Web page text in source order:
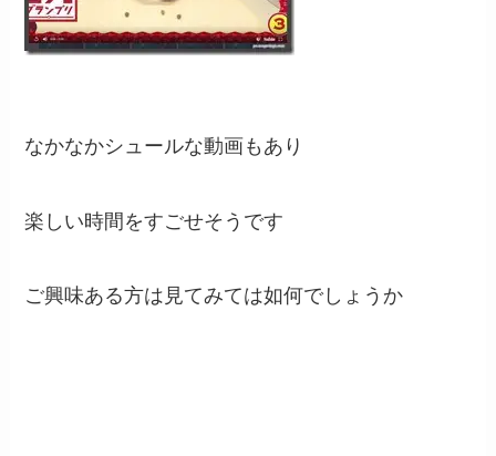
なかなかシュールな動画もあり
楽しい時間をすごせそうです
ご興味ある方は見てみては如何でしょうか